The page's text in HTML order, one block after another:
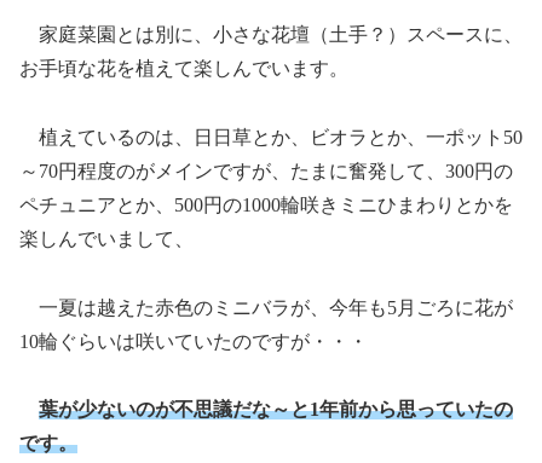
家庭菜園とは別に、小さな花壇（土手？）スペースに、
お手頃な花を植えて楽しんでいます。
植えているのは、日日草とか、ビオラとか、一ポット50
～70円程度のがメインですが、たまに奮発して、300円の
ペチュニアとか、500円の1000輪咲きミニひまわりとかを
楽しんでいまして、
一夏は越えた赤色のミニバラが、今年も5月ごろに花が
10輪ぐらいは咲いていたのですが・・・
葉が少ないのが不思議だな～と1年前から思っていたの
です。